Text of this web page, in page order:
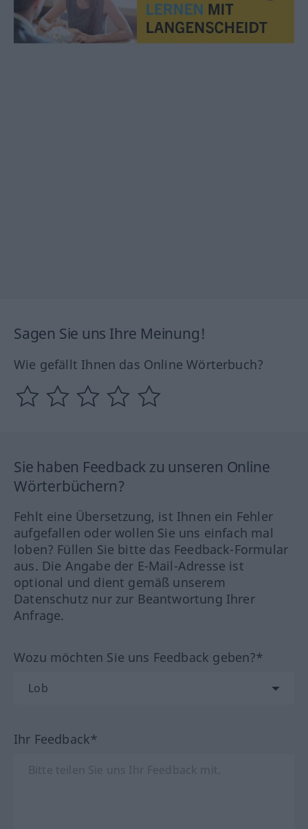
Sagen Sie uns Ihre Meinung!
Wie gefällt Ihnen das Online Wörterbuch?
Sie haben Feedback zu unseren Online
Wörterbüchern?
Fehlt eine Übersetzung, ist Ihnen ein Fehler
aufgefallen oder wollen Sie uns einfach mal
loben? Füllen Sie bitte das Feedback-Formular
aus. Die Angabe der E-Mail-Adresse ist
optional und dient gemäß unserem
Datenschutz nur zur Beantwortung Ihrer
Anfrage.
Wozu möchten Sie uns Feedback geben?*
Ihr Feedback*